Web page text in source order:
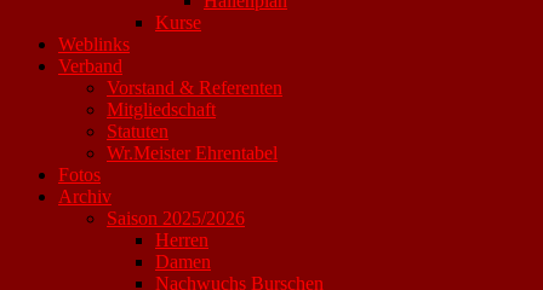
Kurse
Weblinks
Verband
Vorstand & Referenten
Mitgliedschaft
Statuten
Wr.Meister Ehrentabel
Fotos
Archiv
Saison 2025/2026
Herren
Damen
Nachwuchs Burschen